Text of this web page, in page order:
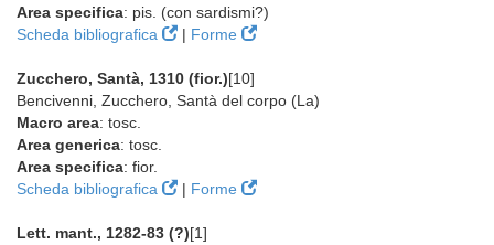
Area specifica: pis. (con sardismi?)
Scheda bibliografica
| Forme
Zucchero, Santà, 1310 (fior.)[10]
Bencivenni, Zucchero, Santà del corpo (La)
Macro area: tosc.
Area generica: tosc.
Area specifica: fior.
Scheda bibliografica
| Forme
Lett. mant., 1282-83 (?)[1]